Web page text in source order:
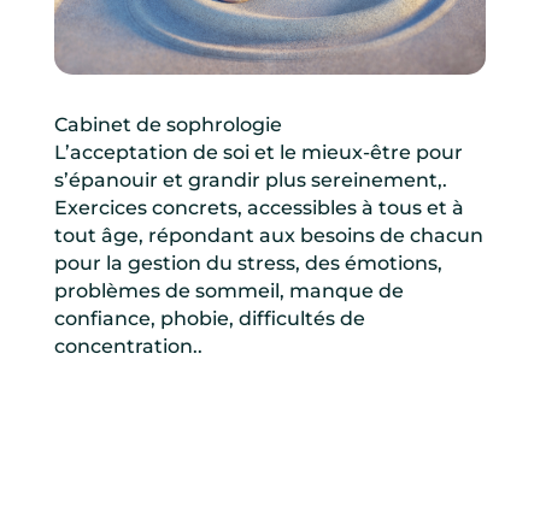
Cabinet de sophrologie
L’acceptation de soi et le mieux-être pour
s’épanouir et grandir plus sereinement,.
Exercices concrets, accessibles à tous et à
tout âge, répondant aux besoins de chacun
pour la gestion du stress, des émotions,
problèmes de sommeil, manque de
confiance, phobie, difficultés de
concentration..